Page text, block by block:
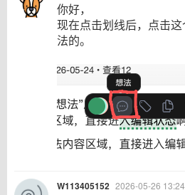
你好，
现在点击划线后，点击
法的。
W113405152 2026-05-26 13:24